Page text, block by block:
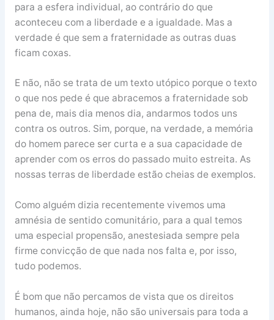
para a esfera individual, ao contrário do que
aconteceu com a liberdade e a igualdade. Mas a
verdade é que sem a fraternidade as outras duas
ficam coxas.
E não, não se trata de um texto utópico porque o texto
o que nos pede é que abracemos a fraternidade sob
pena de, mais dia menos dia, andarmos todos uns
contra os outros. Sim, porque, na verdade, a memória
do homem parece ser curta e a sua capacidade de
aprender com os erros do passado muito estreita. As
nossas terras de liberdade estão cheias de exemplos.
Como alguém dizia recentemente vivemos uma
amnésia de sentido comunitário, para a qual temos
uma especial propensão, anestesiada sempre pela
firme convicção de que nada nos falta e, por isso,
tudo podemos.
É bom que não percamos de vista que os direitos
humanos, ainda hoje, não são universais para toda a